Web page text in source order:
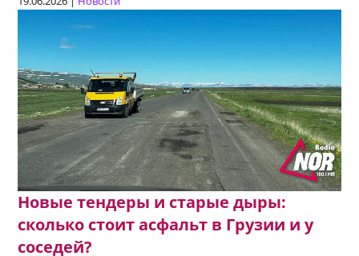
Новые тендеры и старые дыры:
сколько стоит асфальт в Грузии и у
соседей?